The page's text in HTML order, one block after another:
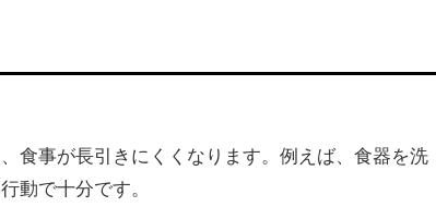
食事が長引きにくくなります。例えば、食器を洗
動で十分です。